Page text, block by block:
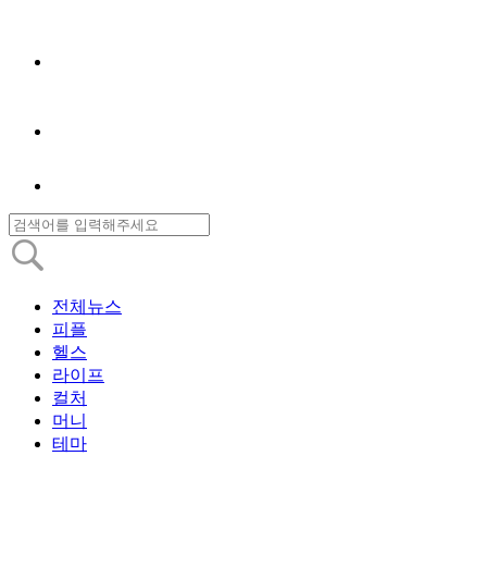
전체뉴스
피플
헬스
라이프
컬처
머니
테마